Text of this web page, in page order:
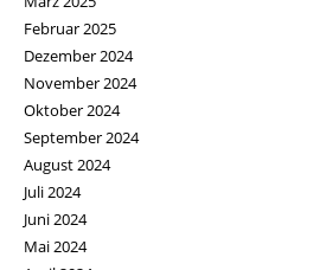
Februar 2025
Dezember 2024
November 2024
Oktober 2024
September 2024
August 2024
Juli 2024
Juni 2024
Mai 2024